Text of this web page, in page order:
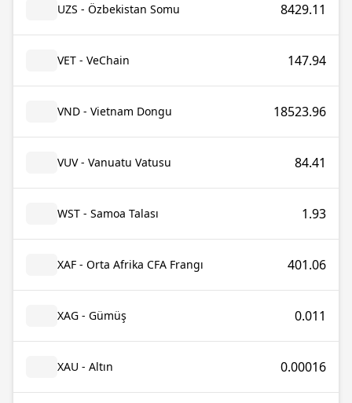
UZS - Özbekistan Somu 8429.11
VET - VeChain 147.94
VND - Vietnam Dongu 18523.96
VUV - Vanuatu Vatusu 84.41
WST - Samoa Talası 1.93
XAF - Orta Afrika CFA Frangı 401.06
XAG - Gümüş 0.011
XAU - Altın 0.00016